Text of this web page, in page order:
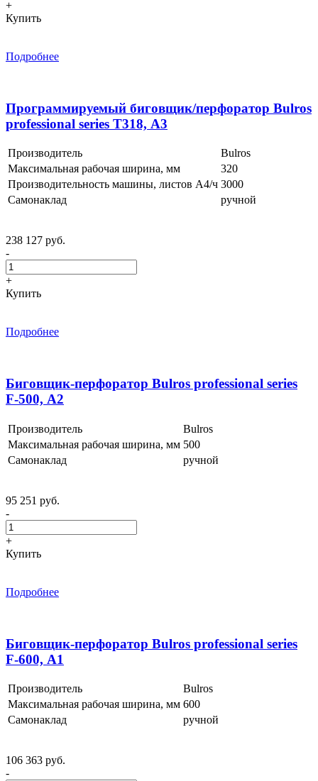
+
Купить
Подробнее
Программируемый биговщик/перфоратор Bulros
professional series Т318, А3
Производитель
Bulros
Максимальная рабочая ширина, мм
320
Производительность машины, листов А4/ч 3000
Самонаклад
ручной
238 127 руб.
-
+
Купить
Подробнее
Биговщик-перфоратор Bulros professional series
F-500, А2
Производитель
Bulros
Максимальная рабочая ширина, мм 500
Самонаклад
ручной
95 251 руб.
-
+
Купить
Подробнее
Биговщик-перфоратор Bulros professional series
F-600, А1
Производитель
Bulros
Максимальная рабочая ширина, мм 600
Самонаклад
ручной
106 363 руб.
-